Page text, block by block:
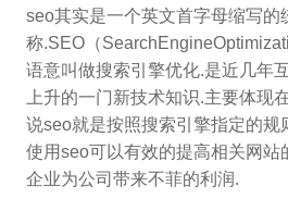
seo其实是一个英文首字母缩写的
称.SEO（
语意叫做搜索引擎优化.是近几年
上升的一门新技术知识.主要体现
说seo就是按照搜索引擎指定的规
使用seo可以有效的提高相关网站
企业为公司带来不菲的利润.